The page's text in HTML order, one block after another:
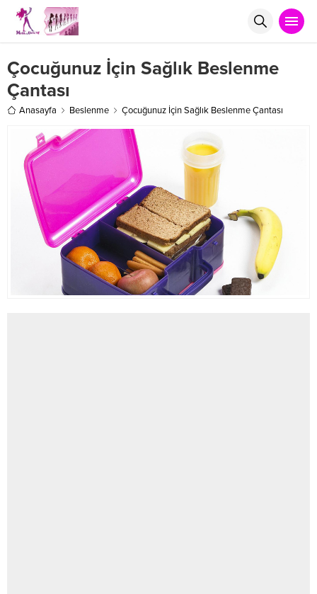
Çocuğunuz İçin Sağlık Beslenme
Çantası
Anasayfa Beslenme Çocuğunuz İçin Sağlık Beslenme Çantası